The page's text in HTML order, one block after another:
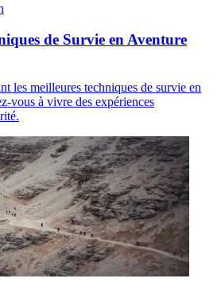
de Survie en Aventure
les meilleures techniques de survie en
vous à vivre des expériences